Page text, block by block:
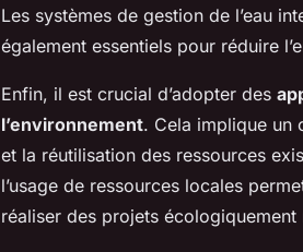
Les systèmes de gestion de l’eau
également essentiels pour réduire
Enfin, il est crucial d’adopter des
l’environnement. Cela implique un
et la réutilisation des ressources
l’usage de ressources locales
réaliser des projets écologiquement